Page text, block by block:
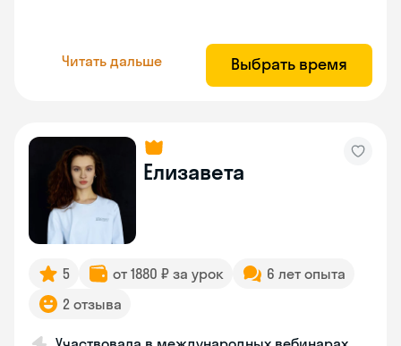
Читать дальше Выбрать время
Елизавета
5 от 1880 ₽ за урок
6 лет опыта
2 отзыва